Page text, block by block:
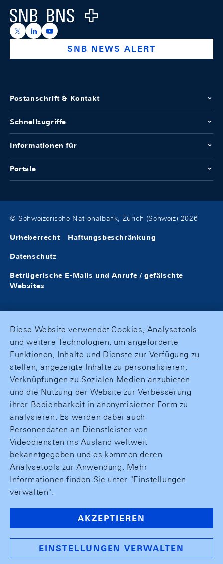
Logo
https://x.com/snb_bns
https://ch.linkedin.com/company/swiss-national-
https://www.youtube.com/@swissnationalbank
SNB NEWS ALERT
Postanschrift & Kontakt
Schnellzugriffe
Informationen für
Portale
© Schweizerische Nationalbank, Zürich (Schweiz) 2026
Urheberrecht Haftungsbeschränkung
Datenschutz
Betrügerische E-Mails und Anrufe / gefälschte
Websites
Diese Website verwendet Cookies, Analysetools
und weitere Technologien, um angeforderte
Funktionen, Inhalte und Dienste zur Verfügung zu
stellen, angezeigte Inhalte zu personalisieren,
Verknüpfungen zu Sozialen Medien anzubieten
und die Nutzung der Website zur Verbesserung
ihrer Bedienbarkeit in anonymisierter Form zu
analysieren. Es werden dabei auch
Personendaten an Dienstleister von
Videodiensten ins Ausland weltweit
bekanntgegeben und es kommen deren
Analysetools zur Anwendung. Mehr
Informationen finden Sie unter "Einstellungen
verwalten".
AKZEPTIEREN
EINSTELLUNGEN VERWALTEN